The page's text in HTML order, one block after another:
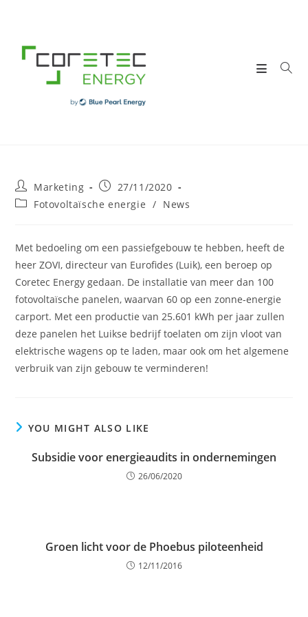
content
Post
author:
Marketing
Post
published:
27/11/2020
PostFotovoltaïsche energie / News
Met bedoeling om een passiefgebouw te hebben, heeft de
heer ZOVI, directeur van Eurofides (Luik), een beroep op
Coretec Energy gedaan. De installatie van meer dan 100
fotovoltaïsche panelen, waarvan 60 op een zonne-energie
carport. Met een productie van 25.601 kWh per jaar zullen
deze panelen het Luikse bedrijf toelaten om zijn vloot van
elektrische wagens op te laden, maar ook om het algemene
verbruik van zijn gebouw te verminderen!
YOU MIGHT ALSO LIKE
Subsidie voor energieaudits in ondernemingen
26/06/2020
Groen licht voor de Phoebus piloteenheid
12/11/2016